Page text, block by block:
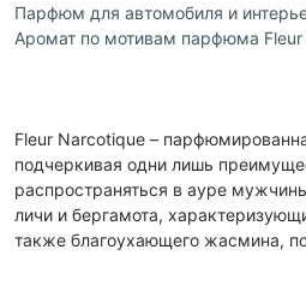
Парфюм для автомобиля и
Аромат по мотивам парфюма
Fleur Narcotique –
подчеркивая одни лишь
распространяться в ауре
личи и бергамота,
также благоухающего жасмина,